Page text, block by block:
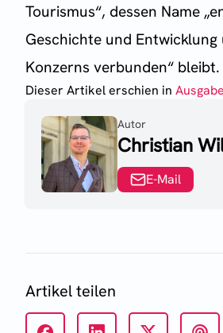
Tourismus“, dessen Name
Geschichte und Entwicklung
Konzerns verbunden“ bleibt.
Dieser Artikel erschien in
Autor
Christian
E-Mail
Artikel teilen